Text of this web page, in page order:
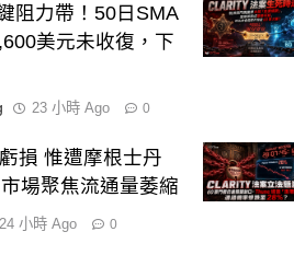
阻力帶！50日SMA
美元未收復，下
23 小時 Ago 0
損 惟遭摩根士丹
場聚焦流通量萎縮
24 小時 Ago 0